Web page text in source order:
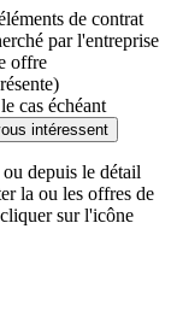
de contrat
par l'entreprise
offre
cas échéant
intéressent
depuis le détail
la ou les offres de
sur l'icône